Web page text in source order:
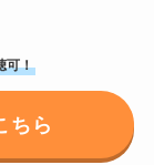
可！
ちら